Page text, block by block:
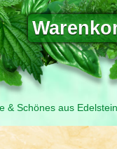
& Schönes aus